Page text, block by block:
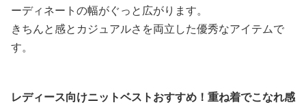
ーディネートの幅がぐっと広がります。
きちんと感とカジュアルさを両立した優秀なアイテムで
す。
レディース向けニットベストおすすめ！重ね着でこなれ感